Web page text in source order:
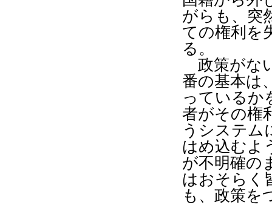
がらも、突
ての権利を
る。
政策がな
番の基本は
っているか
者がその権
うシステム
はめ込むよ
が不明確の
はおそらく
も、政策を